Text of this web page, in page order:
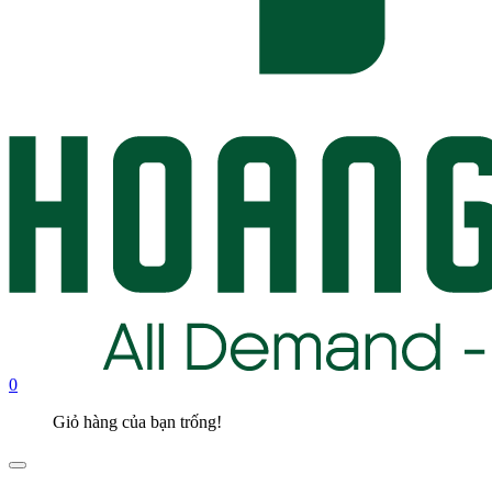
0
Giỏ hàng của bạn trống!